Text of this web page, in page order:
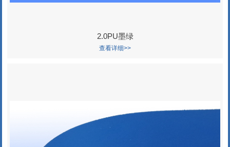
2.0PU墨绿
查看详细>>